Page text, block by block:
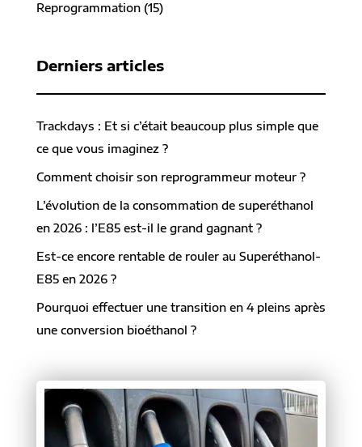
Reprogrammation(15)
Derniers articles
Trackdays : Et si c’était beaucoup plus simple que
ce que vous imaginez ?
Comment choisir son reprogrammeur moteur ?
L’évolution de la consommation de superéthanol
en 2026 : l’E85 est-il le grand gagnant ?
Est-ce encore rentable de rouler au Superéthanol-
E85 en 2026 ?
Pourquoi effectuer une transition en 4 pleins après
une conversion bioéthanol ?